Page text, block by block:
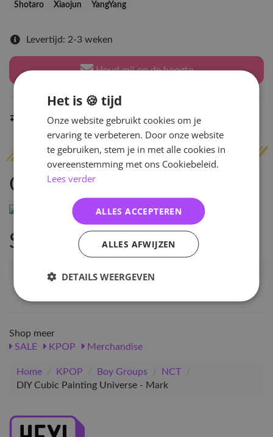
Shotaro
Xiaojun YangYang
Levertijd: 2-3 weken
Houd mij op de hoogte
Indien op voorraadbinnen 2 werkdagenverzonden
Omschrijving
Specificaties
Artikelnummer
EAN nummer
Shop meer
SALE
KPOP Merchandise
Home / KPOP / Boy Groups / NCT
/
DIY Cubic Painting Universe - Mark
Het is 🍪 tijd
Onze website gebruikt cookies om je
ervaring te verbeteren. Door onze website
te gebruiken, stem je in met alle cookies in
overeenstemming met ons Cookiebeleid.
Lees verder
ALLES ACCEPTEREN
ALLES AFWIJZEN
DETAILS WEERGEVEN